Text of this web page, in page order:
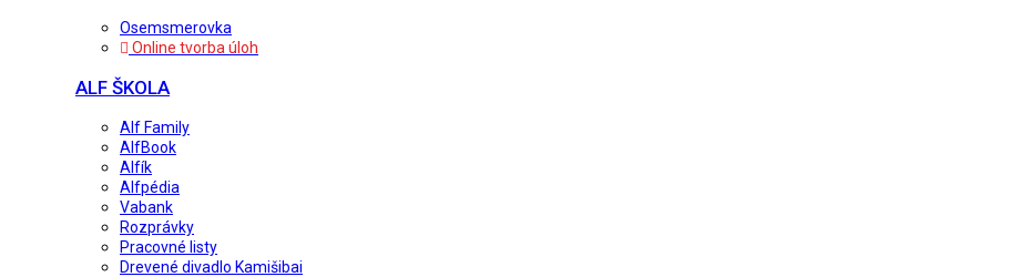
Osemsmerovka
Online tvorba úloh
ALF ŠKOLA
Alf Family
AlfBook
Alfík
Alfpédia
Vabank
Rozprávky
Pracovné listy
Drevené divadlo Kamišibai